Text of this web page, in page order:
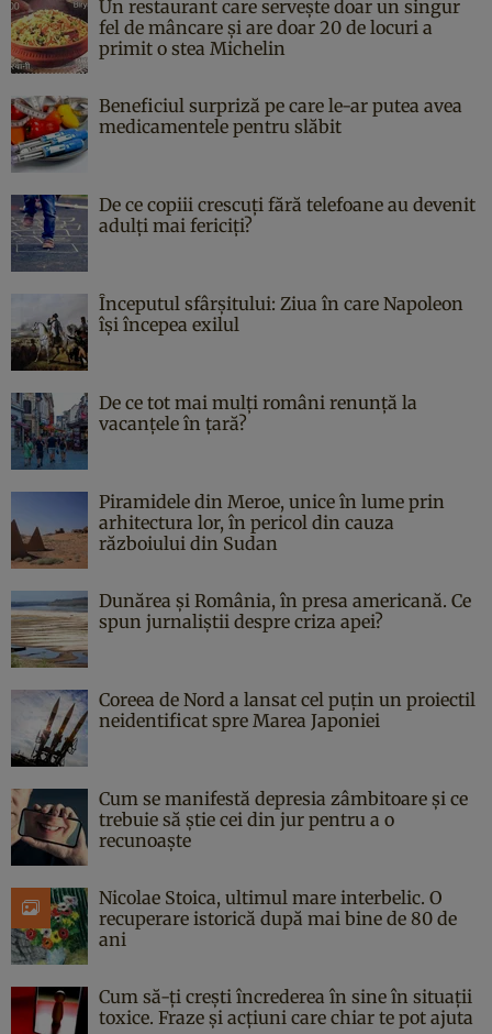
Un restaurant care servește doar un singur
fel de mâncare și are doar 20 de locuri a
primit o stea Michelin
Beneficiul surpriză pe care le-ar putea avea
medicamentele pentru slăbit
De ce copiii crescuți fără telefoane au devenit
adulți mai fericiți?
Începutul sfârşitului: Ziua în care Napoleon
îşi începea exilul
De ce tot mai mulți români renunță la
vacanțele în țară?
Piramidele din Meroe, unice în lume prin
arhitectura lor, în pericol din cauza
războiului din Sudan
Dunărea și România, în presa americană. Ce
spun jurnaliștii despre criza apei?
Coreea de Nord a lansat cel puțin un proiectil
neidentificat spre Marea Japoniei
Cum se manifestă depresia zâmbitoare și ce
trebuie să știe cei din jur pentru a o
recunoaște
Nicolae Stoica, ultimul mare interbelic. O
recuperare istorică după mai bine de 80 de
ani
Cum să-ți crești încrederea în sine în situații
toxice. Fraze și acțiuni care chiar te pot ajuta